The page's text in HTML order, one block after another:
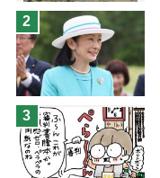
予防法
2
3